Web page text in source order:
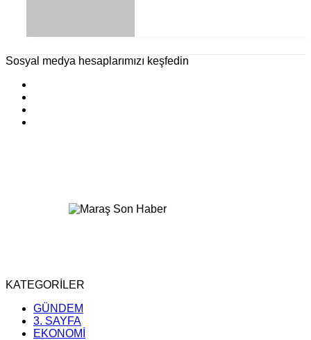
Sosyal medya hesaplarımızı keşfedin
KATEGORİLER
GÜNDEM
3. SAYFA
EKONOMİ